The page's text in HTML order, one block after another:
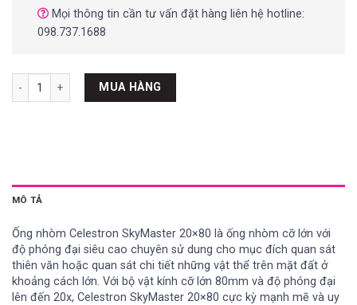
Mọi thông tin cần tư vấn đặt hàng liên hệ hotline:
098.737.1688
Ống nhòm Celestron SkyMaster 20x80 số lượng
MUA HÀNG
MÔ TẢ
Ống nhòm Celestron SkyMaster 20×80 là ống nhòm cỡ lớn với
độ phóng đại siêu cao chuyên sử dung cho mục đích quan sát
thiên văn hoặc quan sát chi tiết những vật thể trên mặt đất ở
khoảng cách lớn. Với bộ vật kính cỡ lớn 80mm và độ phóng đại
lên đến 20x, Celestron SkyMaster 20×80 cực kỳ mạnh mẽ và uy